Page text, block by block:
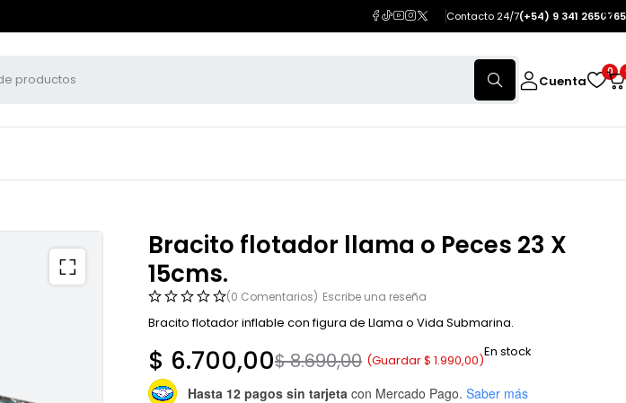
Contacto 24/7(+54) 9 341 2650765
Cuenta
0
Bracito flotador llama o Peces 23 X
15cms.
(0 Comentarios) Escribe una reseña
Bracito flotador inflable con figura de Llama o Vida Submarina.
$8.690,00
$ 6.700,00 (Guardar$ 1.990,00)
En stock
Hasta 12 pagos sin tarjeta con Mercado Pago. Saber más